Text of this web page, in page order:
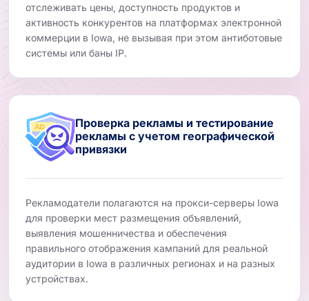
отслеживать цены, доступность продуктов и
активность конкурентов на платформах электронной
коммерции в Iowa, не вызывая при этом антиботовые
системы или баны IP.
Проверка рекламы и тестирование
рекламы с учетом географической
привязки
Рекламодатели полагаются на прокси-серверы Iowa
для проверки мест размещения объявлений,
выявления мошенничества и обеспечения
правильного отображения кампаний для реальной
аудитории в Iowa в различных регионах и на разных
устройствах.